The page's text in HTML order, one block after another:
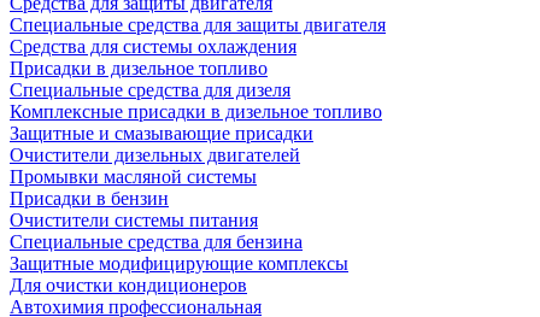
Специальныe средства для защиты двигателя
Средства для системы охлаждения
Присадки в дизельное топливо
Спeциальные средства для дизеля
Комплексные присадки в дизельное топливо
Защитные и смазывающие присадки
Очистители дизельных двигателей
Промывки масляной системы
Присадки в бензин
Очистители системы питания
Специальные срeдства для бензина
Защитные модифицирующие комплексы
Для очистки кондиционеров
Автохимия профессиональная